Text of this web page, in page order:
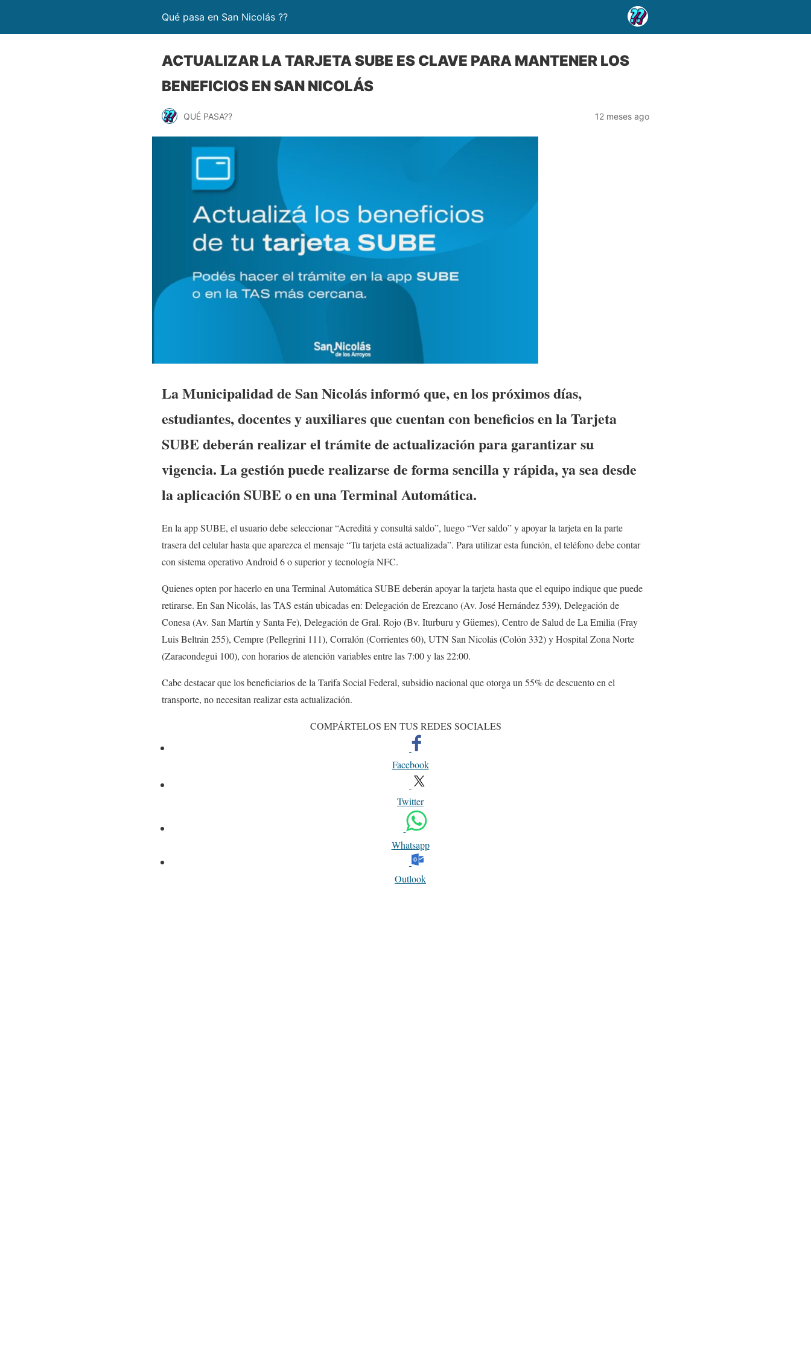
Qué pasa en San Nicolás ??
ACTUALIZAR LA TARJETA SUBE ES CLAVE PARA MANTENER LOS
BENEFICIOS EN SAN NICOLÁS
QUÉ PASA?? 12 meses ago
La Municipalidad de San Nicolás informó que, en los próximos días,
estudiantes, docentes y auxiliares que cuentan con beneficios en la Tarjeta
SUBE deberán realizar el trámite de actualización para garantizar su
vigencia. La gestión puede realizarse de forma sencilla y rápida, ya sea desde
la aplicación SUBE o en una Terminal Automática.
En la app SUBE, el usuario debe seleccionar “Acreditá y consultá saldo”, luego “Ver saldo” y apoyar la tarjeta en la parte
trasera del celular hasta que aparezca el mensaje “Tu tarjeta está actualizada”. Para utilizar esta función, el teléfono debe contar
con sistema operativo Android 6 o superior y tecnología NFC.
Quienes opten por hacerlo en una Terminal Automática SUBE deberán apoyar la tarjeta hasta que el equipo indique que puede
retirarse. En San Nicolás, las TAS están ubicadas en: Delegación de Erezcano (Av. José Hernández 539), Delegación de
Conesa (Av. San Martín y Santa Fe), Delegación de Gral. Rojo (Bv. Iturburu y Güemes), Centro de Salud de La Emilia (Fray
Luis Beltrán 255), Cempre (Pellegrini 111), Corralón (Corrientes 60), UTN San Nicolás (Colón 332) y Hospital Zona Norte
(Zaracondegui 100), con horarios de atención variables entre las 7:00 y las 22:00.
Cabe destacar que los beneficiarios de la Tarifa Social Federal, subsidio nacional que otorga un 55% de descuento en el
transporte, no necesitan realizar esta actualización.
COMPÁRTELOS EN TUS REDES SOCIALES
Facebook
Twitter
Whatsapp
Outlook